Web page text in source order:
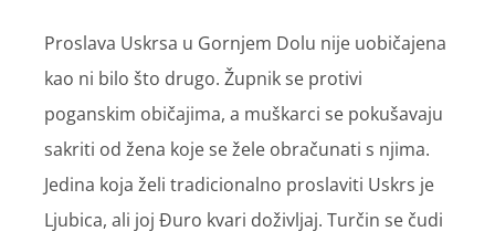
Proslava Uskrsa u Gornjem Dolu nije uobičajena
kao ni bilo što drugo. Župnik se protivi
poganskim običajima, a muškarci se pokušavaju
sakriti od žena koje se žele obračunati s njima.
Jedina koja želi tradicionalno proslaviti Uskrs je
Ljubica, ali joj Đuro kvari doživljaj. Turčin se čudi